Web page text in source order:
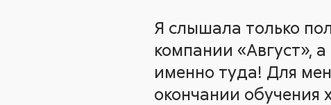
Я слышала только
компании «Август»,
именно туда! Для
окончании обучения